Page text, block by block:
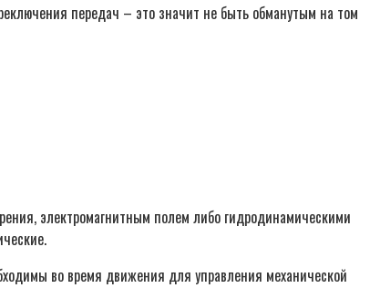
передач – это значит не быть обманутым на том
электромагнитным полем либо гидродинамическими
во время движения для управления механической